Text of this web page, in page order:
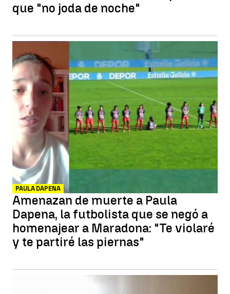
que "no joda de noche"
PAULA DAPENA
Amenazan de muerte a Paula
Dapena, la futbolista que se negó a
homenajear a Maradona: "Te violaré
y te partiré las piernas"